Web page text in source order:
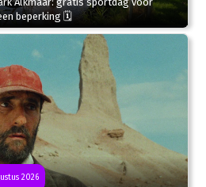
beperking 🗓
2026